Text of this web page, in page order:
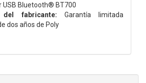
USB Bluetooth® BT700
del fabricante: Garantía limitada
dos años de Poly